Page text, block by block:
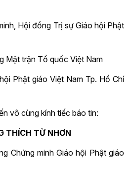
Hội đồng Trị sự Giáo hội Phật
trận Tổ quốc Việt Nam
giáo Việt Nam Tp. Hồ Chí
cùng kính tiếc báo tin:
THÍCH TỪ NHƠN
minh Giáo hội Phật giáo